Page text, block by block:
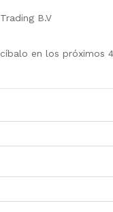
B.V
en los próximos